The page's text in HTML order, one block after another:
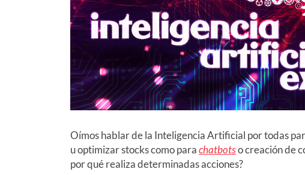
Oímos hablar de la Inteligencia Artificial por todas
u optimizar stocks como parachatbotso creación de
por qué realiza determinadas acciones?